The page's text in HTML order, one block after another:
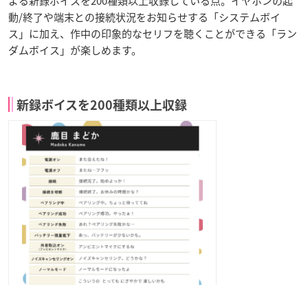
動/終了や端末との接続状況をお知らせする「システムボイ
ス」に加え、作中の印象的なセリフを聴くことができる「ラン
ダムボイス」が楽しめます。
新録ボイスを200種類以上収録